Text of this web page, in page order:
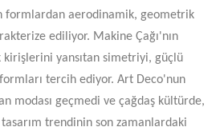
formlardan aerodinamik, geometrik
ediliyor. Makine Çağı'nın
yansıtan simetriyi, güçlü
tercih ediyor. Art Deco'nun
modası geçmedi ve çağdaş kültürde,
trendinin son zamanlardaki